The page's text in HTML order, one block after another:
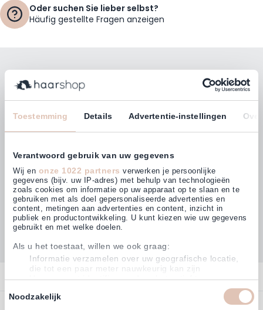
Toestemming Details Advertentie-instellingen Over
Verantwoord gebruik van uw gegevens
Wij en onze 1022 partners verwerken je persoonlijke
gegevens (bijv. uw IP-adres) met behulp van technologieën
zoals cookies om informatie op uw apparaat op te slaan en te
gebruiken met als doel gepersonaliseerde advertenties en
content, metingen aan advertenties en content, inzicht in
publiek en productontwikkeling. U kunt kiezen wie uw gegevens
gebruikt en met welke doelen.
Als u het toestaat, willen we ook graag:
Informatie verzamelen over uw geografische locatie,
die tot een paar meter nauwkeurig kan zijn
Uw apparaat identificeren door het actief te scannen
Lees meer over hoe uw persoonlijke gegevens worden verwerkt
Noodzakelijk
Oder suchen Sie lieber selbst?
Häufig gestellte Fragen anzeigen
Kontakt
Kontakt
Bleiben Sie mit unserem Newsletter auf dem
Laufenden!
E-Mailadresse
Abonnieren
Kunden bewerten uns mit
4,64 (882)